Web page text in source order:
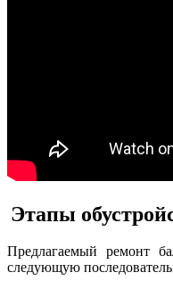
Этапы
Предлагаемый ремонт
следующую